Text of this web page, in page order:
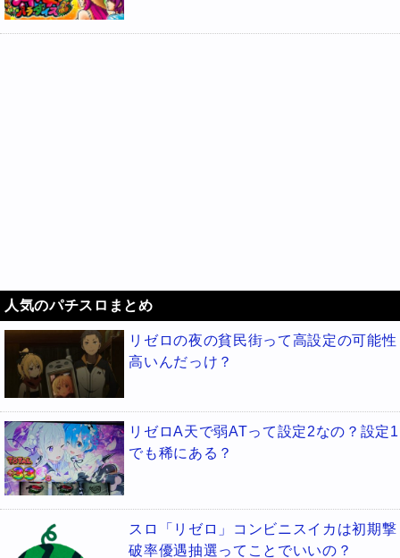
人気のパチスロまとめ
リゼロの夜の貧民街って高設定の可能性
高いんだっけ？
リゼロA天で弱ATって設定2なの？設定1
でも稀にある？
スロ「リゼロ」コンビニスイカは初期撃
破率優遇抽選ってことでいいの？